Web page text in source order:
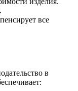
все
в